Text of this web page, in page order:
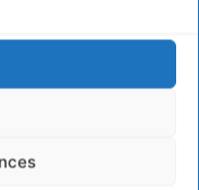
et des bornes
data-centers. Une
plus